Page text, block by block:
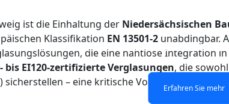
EINSCHICHTIGES
Erfahren Sie mehr
DOPPELSCHICHTIGES
Erfahren Sie mehr
FEUERFESTE VERGLASUNG VON
Erfahren Sie mehr
FEUERSCHUTZGLAS-
Erfahren Sie mehr
ist die Einhaltung der Niedersächsischen
Klassifikation EN 13501-2 unabdingbar.
die eine nahtlose Integration
bis EI120-zertifizierte Verglasungen, die
– eine kritische Voraussetzung für